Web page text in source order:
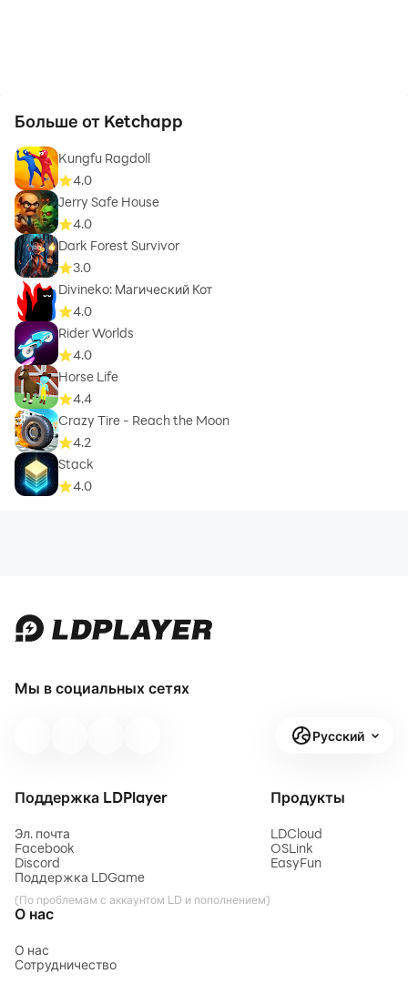
Больше от Ketchapp
Kungfu Ragdoll
4.0
Jerry Safe House
4.0
Dark Forest Survivor
3.0
Divineko: Магический Кот
4.0
Rider Worlds
4.0
Horse Life
4.4
Crazy Tire - Reach the Moon
4.2
Stack
4.0
Мы в социальных сетях
Русский
Поддержка LDPlayer
Эл. почта
Facebook
Discord
Поддержка LDGame
(По проблемам с аккаунтом LD и пополнением)
Продукты
LDCloud
OSLink
EasyFun
О нас
О нас
Сотрудничество